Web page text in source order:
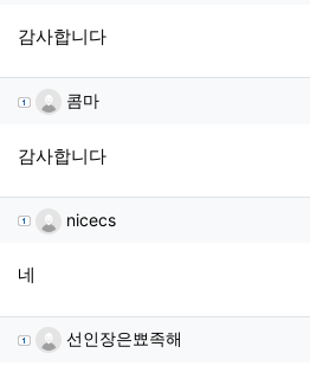
감사합니다
콤마님의 댓글
콤마
감사합니다
nicecs님의 댓글
nicecs
네
선인장은뾰족해님
선인장은뾰족해